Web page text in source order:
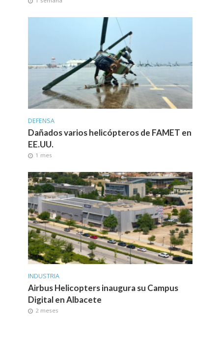
DEFENSA
Dañados varios helicópteros de FAMET en
EE.UU.
1 mes
INDUSTRIA
Airbus Helicopters inaugura su Campus
Digital en Albacete
2 meses